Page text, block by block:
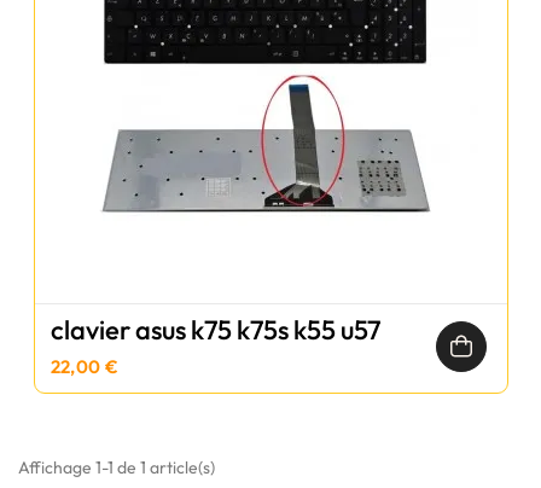
clavier asus k75 k75s k55 u57
22,00 €
Affichage 1-1 de 1 article(s)